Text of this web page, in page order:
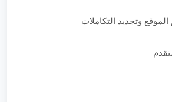
وتجديد التكاملات